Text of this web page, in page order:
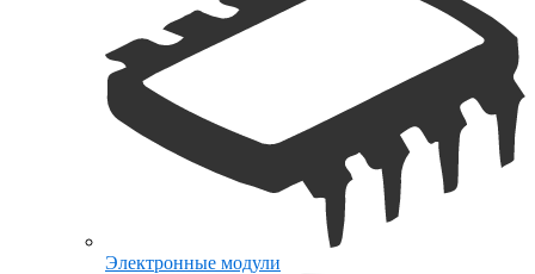
Электронные модули